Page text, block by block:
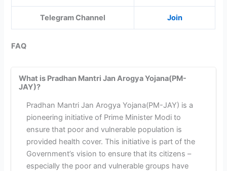
Telegram Channel Join
FAQ
What is Pradhan Mantri Jan Arogya Yojana(PM-
JAY)?
Pradhan Mantri Jan Arogya Yojana(PM-JAY) is a
pioneering initiative of Prime Minister Modi to
ensure that poor and vulnerable population is
provided health cover. This initiative is part of the
Government’s vision to ensure that its citizens –
especially the poor and vulnerable groups have